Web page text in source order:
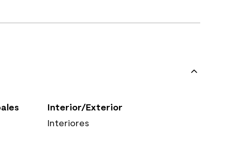
Interior/Exterior
Interiores